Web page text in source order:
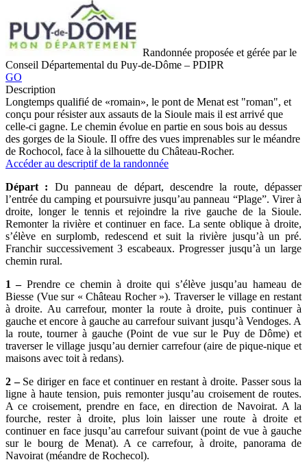
Randonnée proposée et gérée par le
Conseil Départemental du Puy-de-Dôme – PDIPR
GO
Description
Longtemps qualifié de «romain», le pont de Menat est "roman", et
conçu pour résister aux assauts de la Sioule mais il est arrivé que
celle-ci gagne. Le chemin évolue en partie en sous bois au dessus
des gorges de la Sioule. Il offre des vues imprenables sur le méandre
de Rochocol, face à la silhouette du Château-Rocher.
Accéder au descriptif de la randonnée
Départ : Du panneau de départ, descendre la route, dépasser
l’entrée du camping et poursuivre jusqu’au panneau “Plage”. Virer à
droite, longer le tennis et rejoindre la rive gauche de la Sioule.
Remonter la rivière et continuer en face. La sente oblique à droite,
s’élève en surplomb, redescend et suit la rivière jusqu’à un pré.
Franchir successivement 3 escabeaux. Progresser jusqu’à un large
chemin rural.
1 –Prendre ce chemin à droite qui s’élève jusqu’au hameau de
Biesse (Vue sur « Château Rocher »). Traverser le village en restant
à droite. Au carrefour, monter la route à droite, puis continuer à
gauche et encore à gauche au carrefour suivant jusqu’à Vendoges. A
la route, tourner à gauche (Point de vue sur le Puy de Dôme) et
traverser le village jusqu’au dernier carrefour (aire de pique-nique et
maisons avec toit à redans).
2 –Se diriger en face et continuer en restant à droite. Passer sous la
ligne à haute tension, puis remonter jusqu’au croisement de routes.
A ce croisement, prendre en face, en direction de Navoirat. A la
fourche, rester à droite, plus loin laisser une route à droite et
continuer en face jusqu’au carrefour suivant (point de vue à gauche
sur le bourg de Menat). A ce carrefour, à droite, panorama de
Navoirat (méandre de Rochecol).